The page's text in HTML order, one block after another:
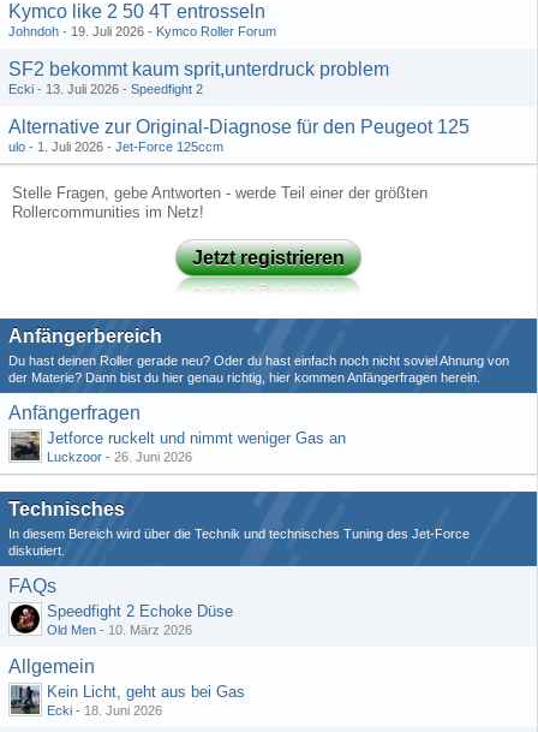
Kymco like 2 50 4T entrosseln
Johndoh 19. Juli 2026 Kymco Roller Forum
SF2 bekommt kaum sprit,unterdruck problem
Ecki 13. Juli 2026 Speedfight 2
Alternative zur Original-Diagnose für den Peugeot 125
ulo 1. Juli 2026 Jet-Force 125ccm
Stelle Fragen, gebe Antworten - werde Teil einer der größten
Rollercommunities im Netz!
Jetzt registrieren
Anfängerbereich
Du hast deinen Roller gerade neu? Oder du hast einfach noch nicht soviel Ahnung von
der Materie? Dann bist du hier genau richtig, hier kommen Anfängerfragen herein.
Anfängerfragen
Jetforce ruckelt und nimmt weniger Gas an
Luckzoor - 26. Juni 2026
Technisches
In diesem Bereich wird über die Technik und technisches Tuning des Jet-Force
diskutiert.
FAQs
Speedfight 2 Echoke Düse
Old Men - 10. März 2026
Allgemein
Kein Licht, geht aus bei Gas
Ecki - 18. Juni 2026